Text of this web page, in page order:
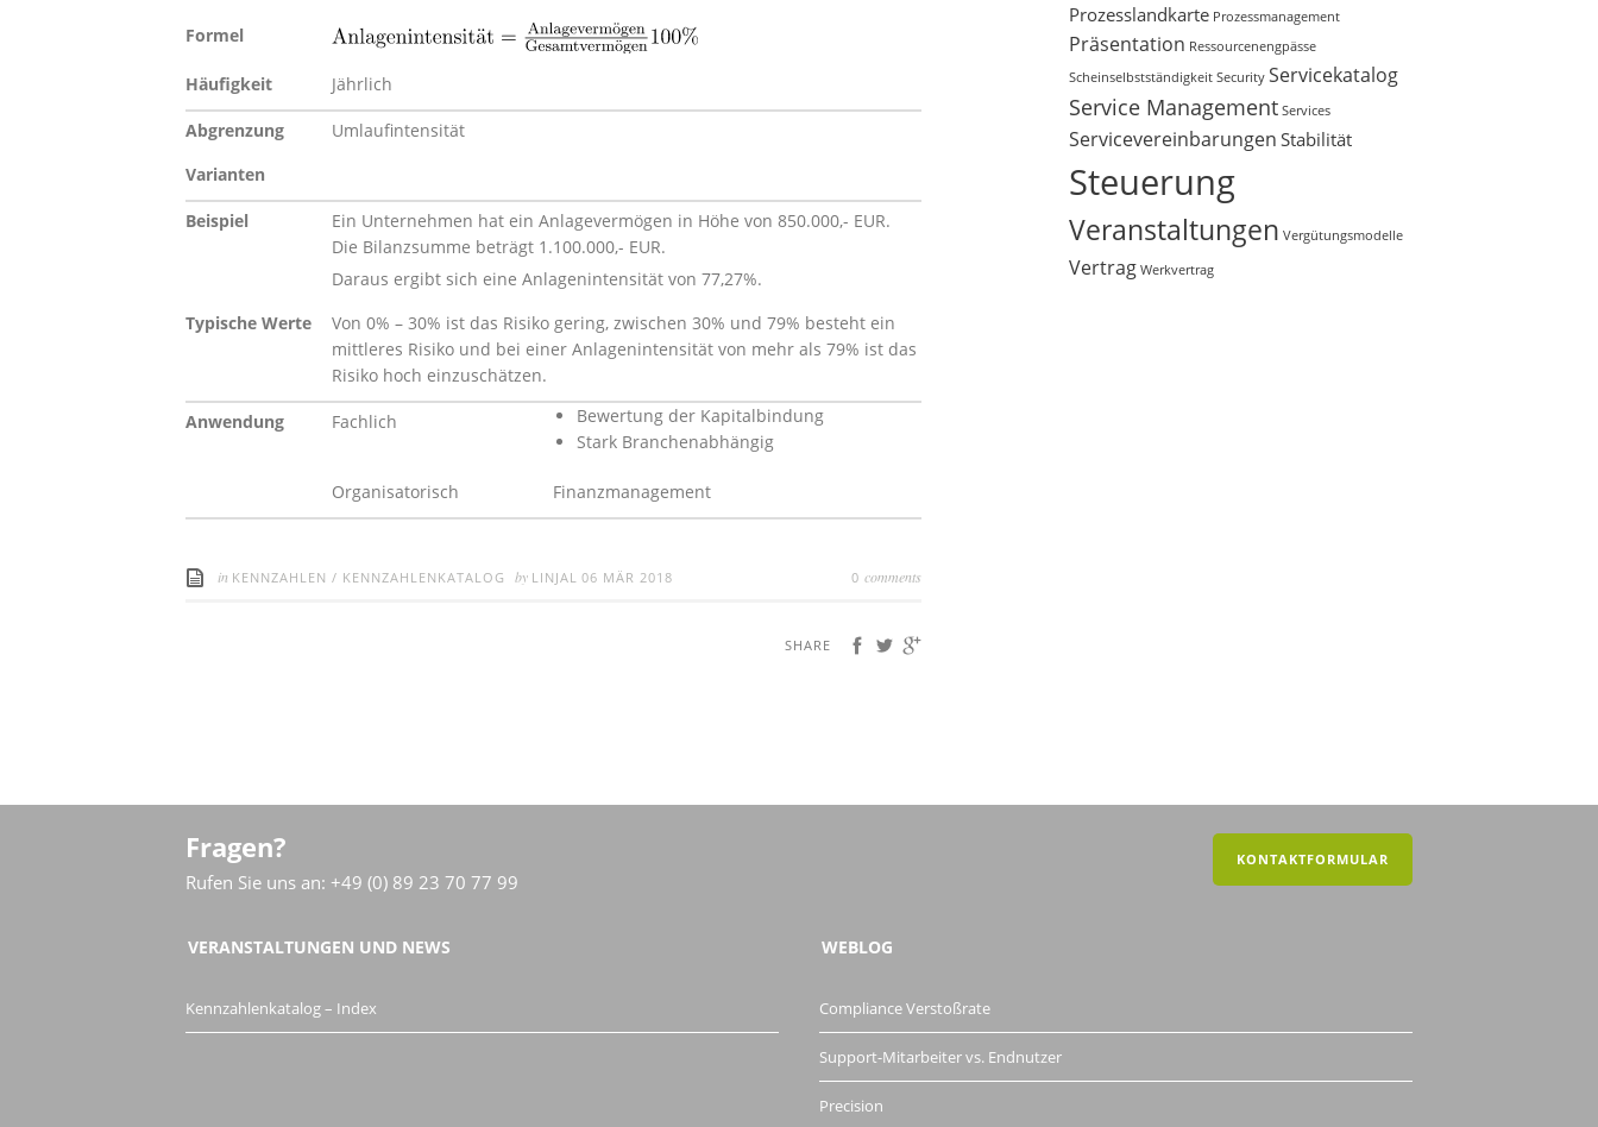
Formel
Häufigkeit Jährlich
Abgrenzung
Umlaufintensität
Varianten
Beispiel
Ein Unternehmen hat ein Anlagevermögen in Höhe von 850.000,- EUR.
Die Bilanzsumme beträgt 1.100.000,- EUR.
Daraus ergibt sich eine Anlagenintensität von 77,27%.
Typische Werte
Von 0% – 30% ist das Risiko gering, zwischen 30% und 79% besteht ein
mittleres Risiko und bei einer Anlagenintensität von mehr als 79% ist das
Risiko hoch einzuschätzen.
Anwendung Fachlich
Bewertung der Kapitalbindung
Stark Branchenabhängig
Organisatorisch Finanzmanagement
in KENNZAHLEN / KENNZAHLENKATALOG by LINJAL 06 MÄR 2018 0comments
SHARE
Prozesslandkarte Prozessmanagement
Präsentation Ressourcenengpässe
Scheinselbstständigkeit Security Servicekatalog
Service Management Services
Servicevereinbarungen Stabilität
Steuerung
Veranstaltungen Vergütungsmodelle
Vertrag Werkvertrag
Fragen?
Rufen Sie uns an: +49 (0) 89 23 70 77 99
KONTAKTFORMULAR
VERANSTALTUNGEN UND NEWS
Kennzahlenkatalog – Index
WEBLOG
Compliance Verstoßrate
Support-Mitarbeiter vs. Endnutzer
Precision